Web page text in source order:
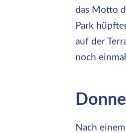
das Motto
Park
auf der
noch
Nach